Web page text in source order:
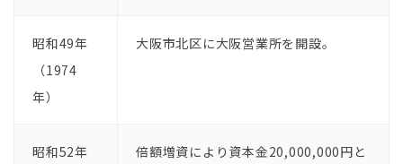
昭和49年
（1974
年）
⼤阪市北区に⼤阪営業所を開設。
昭和52年
倍額増資により資本⾦20,000,000円と